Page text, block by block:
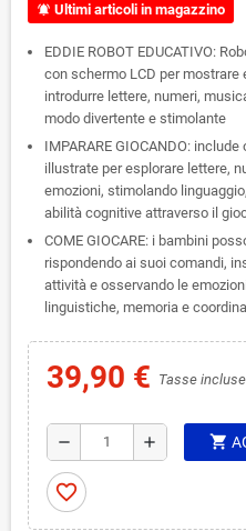
notifications_active Ultimi articoli in magazzino
EDDIE ROBOT EDUCATIVO:
con schermo LCD per
introdurre lettere, numeri,
modo divertente e stimolante
IMPARARE GIOCANDO:
illustrate per esplorare lettere,
emozioni, stimolando
abilità cognitive attraverso il
COME GIOCARE: i bambini
rispondendo ai suoi comandi,
attività e osservando le
linguistiche, memoria e
39,90 € Tasse incluse
remove add shopping_cart
favorite_border